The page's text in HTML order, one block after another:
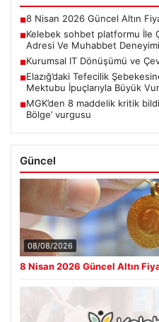
■8 Nisan 2026 Güncel Altın
■Kelebek sohbet platformu İle
Adresi Ve Muhabbet Deneyimi
■Kurumsal IT Dönüşümü ve
■Elazığ’daki Tefecilik
Mektubu İpuçlarıyla Büyük
■MGK’den 8 maddelik kritik
Bölge’ vurgusu
Güncel
08/08/2026
8 Nisan 2026 Güncel Altın